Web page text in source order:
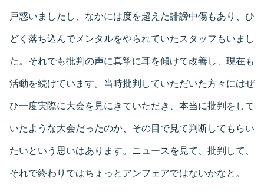
戸惑いましたし、なかには度を超えた誹謗中傷もあり、ひ
どく落ち込んでメンタルをやられていたスタッフもいまし
た。それでも批判の声に真摯に耳を傾けて改善し、現在も
活動を続けています。当時批判していただいた方々にはぜ
ひ一度実際に大会を見にきていただき、本当に批判をして
いたような大会だったのか、その目で見て判断してもらい
たいという思いはあります。ニュースを見て、批判して、
それで終わりではちょっとアンフェアではないかなと。